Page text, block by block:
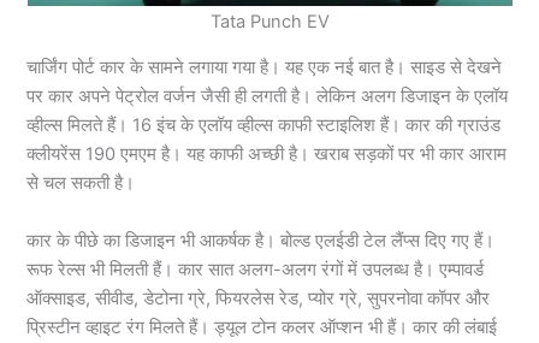
Tata Punch EV
चार्जिंग पोर्ट कार के सामने लगाया गया है। यह एक नई बात है। साइड से देखने
पर कार अपने पेट्रोल वर्जन जैसी ही लगती है। लेकिन अलग डिजाइन के एलॉय
व्हील्स मिलते हैं। 16 इंच के एलॉय व्हील्स काफी स्टाइलिश हैं। कार की ग्राउंड
क्लीयरेंस 190 एमएम है। यह काफी अच्छी है। खराब सड़कों पर भी कार आराम
से चल सकती है।
कार के पीछे का डिजाइन भी आकर्षक है। बोल्ड एलईडी टेल लैंप्स दिए गए हैं।
रूफ रेल्स भी मिलती हैं। कार सात अलग-अलग रंगों में उपलब्ध है। एम्पावर्ड
ऑक्साइड, सीवीड, डेटोना ग्रे, फियरलेस रेड, प्योर ग्रे, सुपरनोवा कॉपर और
प्रिस्टीन व्हाइट रंग मिलते हैं। ड्यूल टोन कलर ऑप्शन भी हैं। कार की लंबाई